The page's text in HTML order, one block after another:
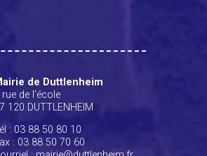
de Duttlenheim
rue de l'école
120 DUTTLENHEIM
: 03 88 50 80 10
: 03 88 50 70 60